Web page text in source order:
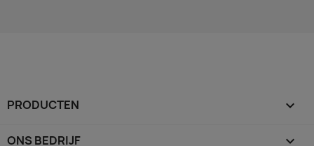
PRODUCTEN 
ONS BEDRIJF 